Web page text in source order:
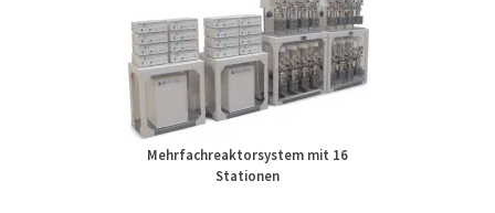
Mehrfachreaktorsystem mit 16
Stationen